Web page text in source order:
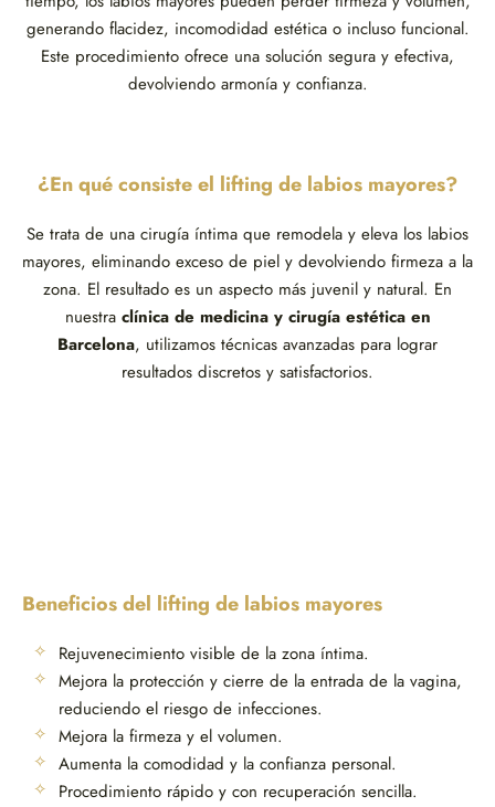
generando flacidez, incomodidad estética o incluso funcional.
Este procedimiento ofrece una solución segura y efectiva,
devolviendo armonía y confianza.
¿En qué consiste el lifting de labios mayores?
Se trata de una cirugía íntima que remodela y eleva los labios
mayores, eliminando exceso de piel y devolviendo firmeza a la
zona. El resultado es un aspecto más juvenil y natural. En
nuestra clínica de medicina y cirugía estética en
Barcelona, utilizamos técnicas avanzadas para lograr
resultados discretos y satisfactorios.
Beneficios del lifting de labios mayores
Rejuvenecimiento visible de la zona íntima.
Mejora la protección y cierre de la entrada de la vagina,
reduciendo el riesgo de infecciones.
Mejora la firmeza y el volumen.
Aumenta la comodidad y la confianza personal.
Procedimiento rápido y con recuperación sencilla.